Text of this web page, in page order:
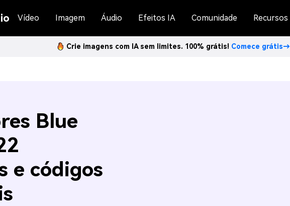
Vídeo Imagem Áudio Efeitos IA Comunidade Recursos
Crie imagens com IA sem limites. 100% grátis! Comece grátis→
Blue
e códigos